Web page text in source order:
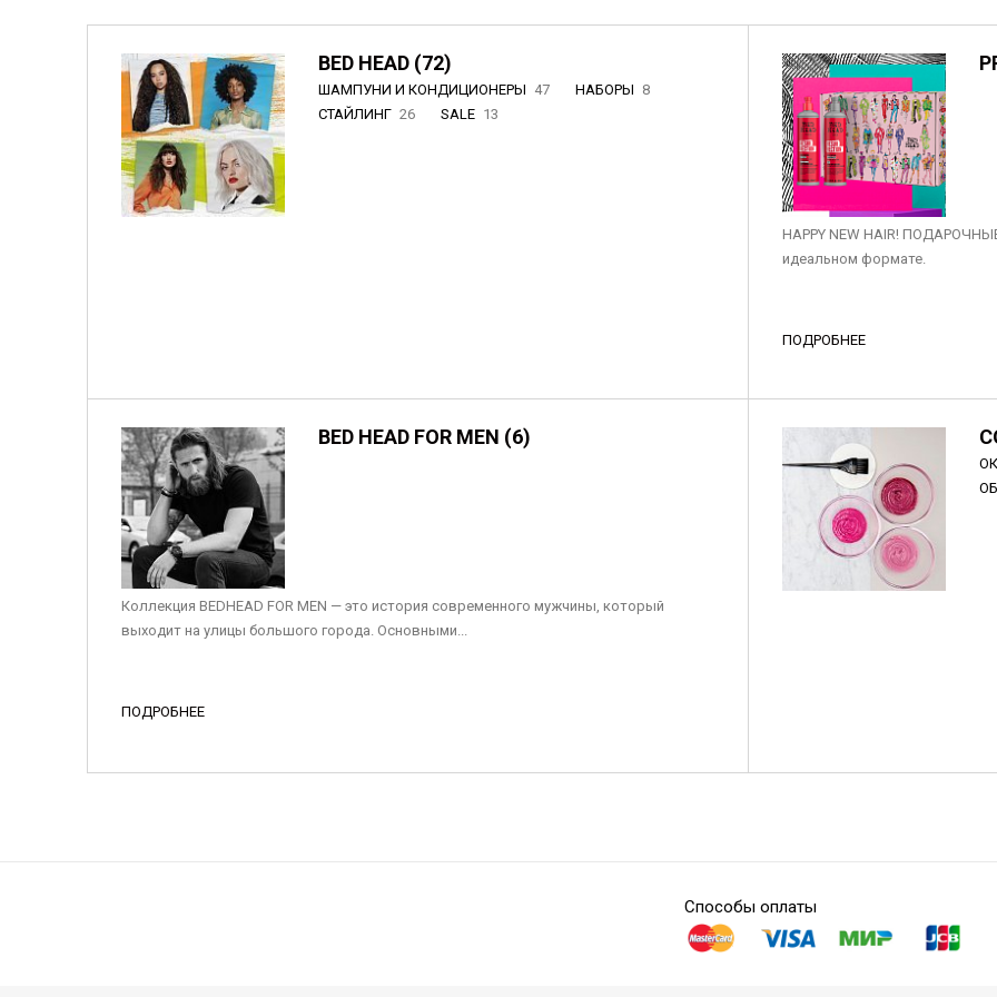
BED HEAD (72)
ШАМПУНИ И КОНДИЦИОНЕРЫ 47 НАБОРЫ 8
СТАЙЛИНГ 26 SALE 13
HAPPY NEW HAIR!
идеальном формате.
ПОДРОБНЕЕ
BED HEAD FOR MEN (6)
Коллекция BEDHEAD FOR MEN — это история современного мужчины, который
выходит на улицы большого города. Основными...
ПОДРОБНЕЕ
Способы оплаты